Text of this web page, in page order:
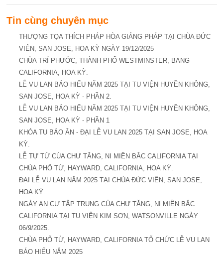
Tin cùng chuyên mục
THƯỢNG TỌA THÍCH PHÁP HÒA GIẢNG PHÁP TẠI CHÙA ĐỨC
VIÊN, SAN JOSE, HOA KỲ NGÀY 19/12/2025
CHÙA TRÍ PHƯỚC, THÀNH PHỐ WESTMINSTER, BANG
CALIFORNIA, HOA KỲ.
LỄ VU LAN BÁO HIẾU NĂM 2025 TẠI TU VIỆN HUYỀN KHÔNG,
SAN JOSE, HOA KỲ - PHẦN 2.
LỄ VU LAN BÁO HIẾU NĂM 2025 TẠI TU VIỆN HUYỀN KHÔNG,
SAN JOSE, HOA KỲ - PHẦN 1
KHÓA TU BÁO ÂN - ĐẠI LỄ VU LAN 2025 TẠI SAN JOSE, HOA
KỲ.
LỄ TỰ TỨ CỦA CHƯ TĂNG, NI MIỀN BẮC CALIFORNIA TẠI
CHÙA PHỔ TỪ, HAYWARD, CALIFORNIA, HOA KỲ.
ĐẠI LỄ VU LAN NĂM 2025 TẠI CHÙA ĐỨC VIÊN, SAN JOSE,
HOA KỲ.
NGÀY AN CƯ TẬP TRUNG CỦA CHƯ TĂNG, NI MIỀN BẮC
CALIFORNIA TẠI TU VIỆN KIM SƠN, WATSONVILLE NGÀY
06/9/2025.
CHÙA PHỔ TỪ, HAYWARD, CALIFORNIA TỔ CHỨC LỄ VU LAN
BÁO HIẾU NĂM 2025